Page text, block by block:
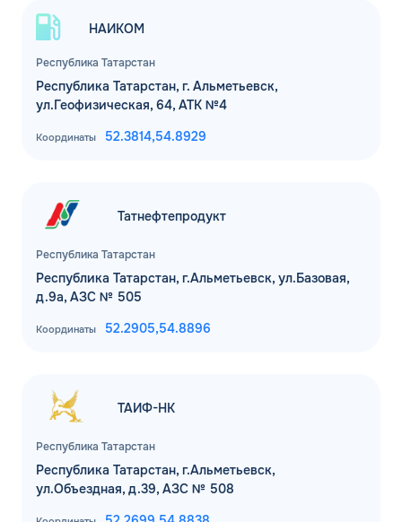
Республика Татарстан
НАИКОМ
Республика Татарстан, г. Альметьевск,
ул.Геофизическая, 64, АТК №4
Координаты 52.3814,54.8929
Республика Татарстан
Татнефтепродукт
Республика Татарстан, г.Альметьевск, ул.Базовая,
д.9а, АЗС № 505
Координаты 52.2905,54.8896
Республика Татарстан
ТАИФ-НК
Республика Татарстан, г.Альметьевск,
ул.Объездная, д.39, АЗС № 508